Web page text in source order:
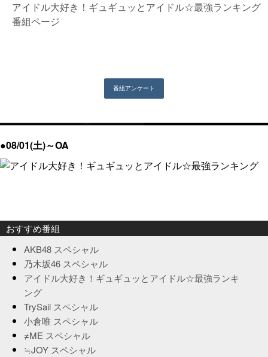
アイドル大好き！ギュギュッとアイドル☆最強ランキング
番組ページ
●08/01(土)～OA
おすすめ番組
AKB48 スペシャル
乃木坂46 スペシャル
アイドル大好き！ギュギュッとアイドル☆最強ランキ
ング
TrySail スペシャル
小倉唯 スペシャル
≠ME スペシャル
≒JOY スペシャル